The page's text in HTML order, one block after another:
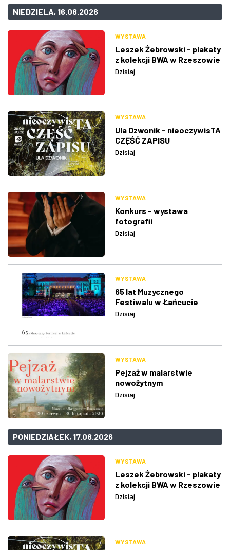
NIEDZIELA, 16.08.2026
WYSTAWA
Leszek Żebrowski - plakaty
z kolekcji BWA w Rzeszowie
Dzisiaj
WYSTAWA
Ula Dzwonik - nieoczywisTA
CZĘŚĆ ZAPISU
Dzisiaj
WYSTAWA
Konkurs - wystawa
fotografii
Dzisiaj
WYSTAWA
65 lat Muzycznego
Festiwalu w Łańcucie
Dzisiaj
WYSTAWA
Pejzaż w malarstwie
nowożytnym
Dzisiaj
PONIEDZIAŁEK, 17.08.2026
WYSTAWA
Leszek Żebrowski - plakaty
z kolekcji BWA w Rzeszowie
Dzisiaj
WYSTAWA